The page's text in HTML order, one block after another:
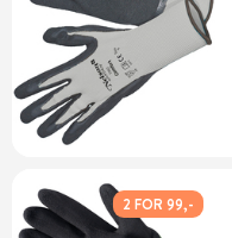
2 FOR 99,-